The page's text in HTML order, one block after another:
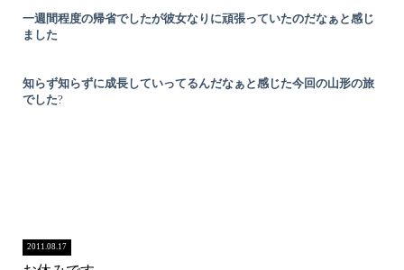
一週間程度の帰省でしたが彼女なりに頑張っていたのだなぁと感じ
ました
知らず知らずに成長していってるんだなぁ と感じた今回の山形の旅
でした?
2011.08.17